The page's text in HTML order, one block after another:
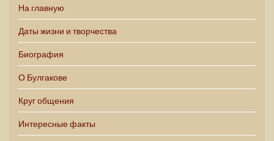
На главную
Даты жизни и творчества
Биография
О Булгакове
Круг общения
Интересные факты